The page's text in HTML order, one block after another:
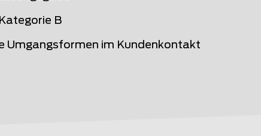
B
Umgangsformen im Kundenkontakt